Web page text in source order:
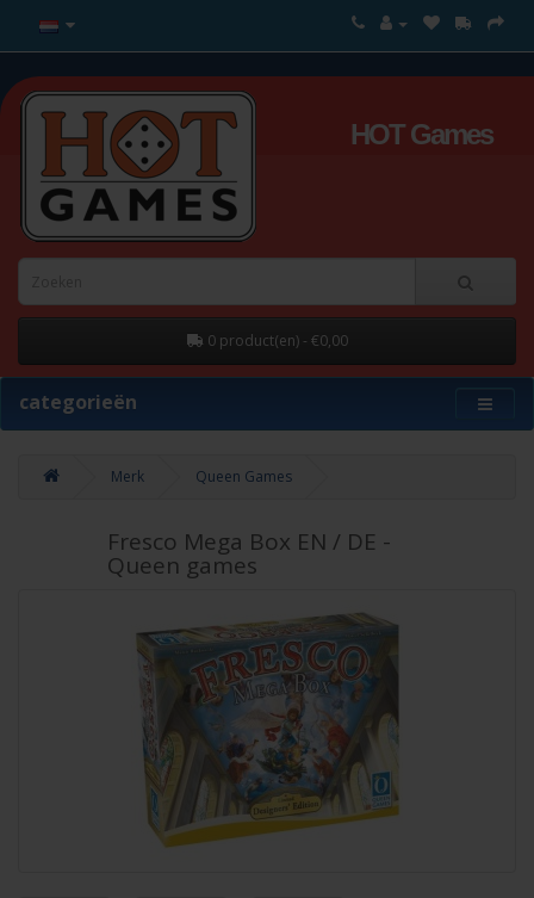
HOT Games
0 product(en) - €0,00
categorieën
Merk Queen Games
Fresco Mega Box EN / DE -
Queen games